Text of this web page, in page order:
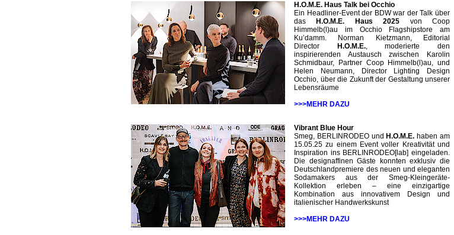
H.O.M.E. Haus Talk bei Occhio
Ein Headliner-Event der BDW war der Talk über
das
H.O.M.E. Haus 2025 von Coop
Himmelb(l)au im Occhio Flagshipstore am
Ku’damm. Norman Kietzmann, Editorial
Director
H.O.M.E., moderierte den
inspirierenden Austausch zwischen Karolin
Schmidbaur, Partner Coop Himmelb(l)au, und
Helen Neumann, Director Lighting Design
Occhio, über die Zukunft der Gestaltung unserer
Lebensräume
>>>MEHR DAZU
Vibrant Blue Hour
Smeg, BERLINRODEO und H.O.M.E. haben am
15.05.25 zu einem Event voller Kreativität und
Inspiration ins BERLINRODEO[lab] eingeladen.
Die designaffinen Gäste konnten exklusiv die
Deutschlandpremiere des neuen und eleganten
Sodamakers aus der Smeg-Kleingeräte-
Kollektion erleben – eine einzigartige
Kombination aus innovativem Design und
italienischer Handwerkskunst
>>>MEHR DAZU